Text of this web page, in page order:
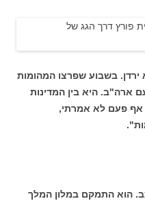
בשבוע שפרצו המהומות
ארה"ב. היא בין המדינות
אף פעם לא אמרתי,
הוא התמקם במלון המלך